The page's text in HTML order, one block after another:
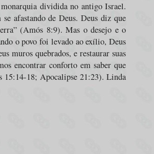
dividida no antigo Israel.
afastando de Deus. Deus diz que
(Amós 8:9). Mas o desejo e o
o povo foi levado ao exílio, Deus
muros quebrados, e restaurar suas
encontrar conforto em saber que
15:14-18; Apocalipse 21:23). Linda